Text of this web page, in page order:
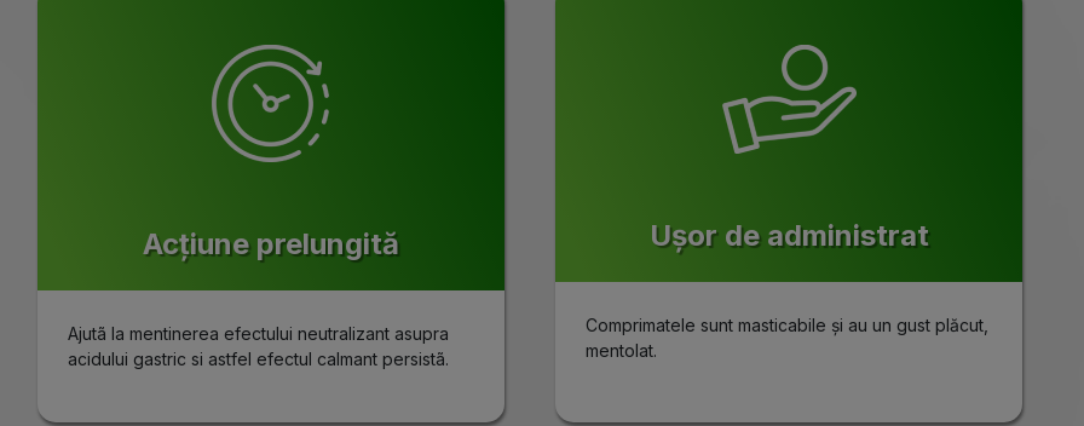
Acțiune prelungită
Ajutã la mentinerea efectului neutralizant asupra
acidului gastric si astfel efectul calmant persistã.
Ușor de administrat
Comprimatele sunt masticabile și au un gust plăcut,
mentolat.